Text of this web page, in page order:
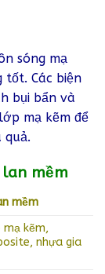
sóng mạ
Các biện
bụi bẩn và
mạ kẽm để
quả.
mềm
mềm
mạ kẽm,
nhựa gia